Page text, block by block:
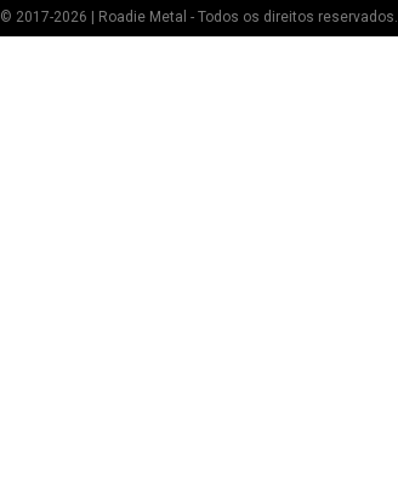
© 2017-2026 | Roadie Metal - Todos os direitos reservados.